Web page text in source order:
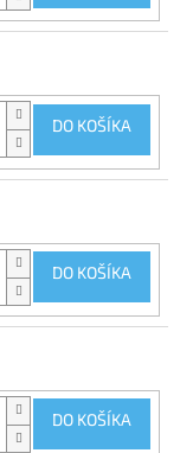
DO KOŠÍKA
DO KOŠÍKA
DO KOŠÍKA